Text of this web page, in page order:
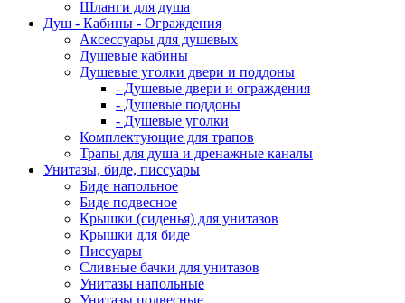
Шланги для душа
Душ - Кабины - Ограждения
Аксессуары для душевых
Душевые кабины
Душевые уголки двери и поддоны
- Душевые двери и ограждения
- Душевые поддоны
- Душевые уголки
Комплектующие для трапов
Трапы для душа и дренажные каналы
Унитазы, биде, писсуары
Биде напольное
Биде подвесное
Крышки (сиденья) для унитазов
Крышки для биде
Писсуары
Сливные бачки для унитазов
Унитазы напольные
Унитазы подвесные